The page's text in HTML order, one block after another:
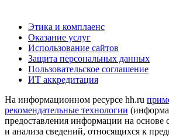
Этика и комплаенс
Оказание услуг
Использование сайтов
Защита персональных данных
Пользовательское соглашение
ИТ аккредитация
На информационном ресурсе hh.ru
рекомендательные технологии
предоставления информации на основе
и анализа сведений, относящихся к